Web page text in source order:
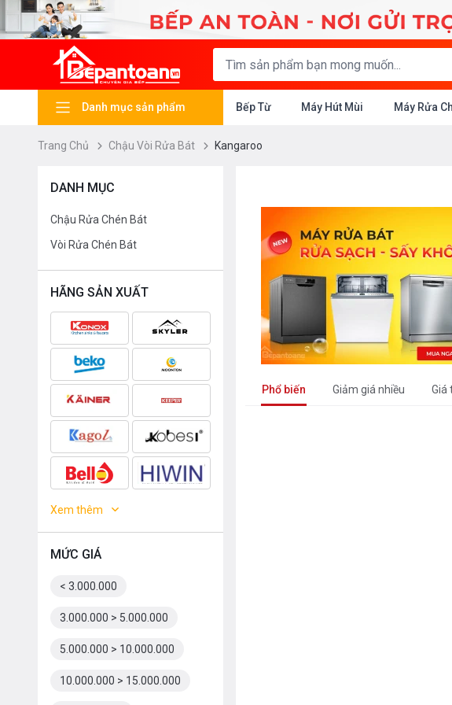
Danh mục sản phẩm Bếp Từ Máy Hút Mùi Máy Rửa
Trang Chủ Chậu Vòi Rửa Bát Kangaroo
DANH MỤC
Chậu Rửa Chén Bát
Vòi Rửa Chén Bát
HÃNG SẢN XUẤT
Xem thêm
MỨC GIÁ
< 3.000.000
3.000.000 > 5.000.000
5.000.000 > 10.000.000
10.000.000 > 15.000.000
Phổ biến Giảm giá nhiều Giá